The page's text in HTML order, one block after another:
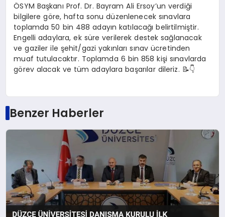
ÖSYM Başkanı Prof. Dr. Bayram Ali Ersoy’un verdiği
bilgilere göre, hafta sonu düzenlenecek sınavlara
toplamda 50 bin 488 adayın katılacağı belirtilmiştir.
Engelli adaylara, ek süre verilerek destek sağlanacak
ve gaziler ile şehit/gazi yakınları sınav ücretinden
muaf tutulacaktır. Toplamda 6 bin 858 kişi sınavlarda
görev alacak ve tüm adaylara başarılar dileriz. 📝👇
Benzer Haberler